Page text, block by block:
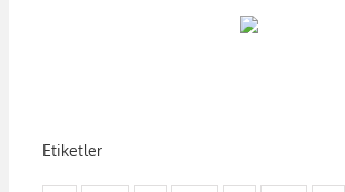
Etiketler